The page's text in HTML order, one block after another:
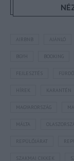
FEJLESZTÉS
KARANTÉN
MAGYARORSZÁG
MÁLTA
REPÜLŐJÁRAT
SZAKMAI CIKKEK